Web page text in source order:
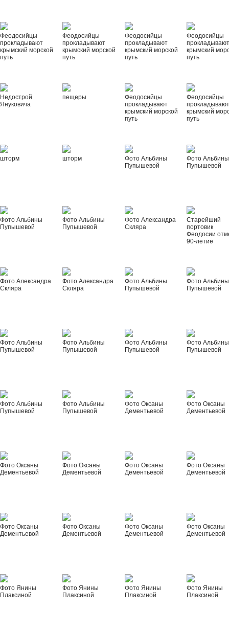
Феодосийцы
прокладывают
крымский морской
путь
Феодосийцы
прокладывают
крымский морской
путь
Феодосийцы
прокладывают
крымский морской
путь
Феодосийцы
крымский
путь
Недострой
Януковича
пещеры
Феодосийцы
прокладывают
крымский морской
путь
Феодосийцы
крымский
путь
шторм шторм
Фото Альбины
Пупышевой
Фото Альбины
Пупышевой
Фото Альбины
Пупышевой
Фото Альбины
Пупышевой
Фото Александра
Скляра
Старейший
портовик
Феодосии
90-летие
Фото Александра
Скляра
Фото Александра
Скляра
Фото Альбины
Пупышевой
Фото Альбины
Пупышевой
Фото Альбины
Пупышевой
Фото Альбины
Пупышевой
Фото Альбины
Пупышевой
Фото Альбины
Пупышевой
Фото Альбины
Пупышевой
Фото Альбины
Пупышевой
Фото Оксаны
Дементьевой
Фото Оксаны
Дементьевой
Фото Оксаны
Дементьевой
Фото Оксаны
Дементьевой
Фото Оксаны
Дементьевой
Фото Оксаны
Дементьевой
Фото Оксаны
Дементьевой
Фото Оксаны
Дементьевой
Фото Оксаны
Дементьевой
Фото Оксаны
Дементьевой
Фото Янины
Плаксиной
Фото Янины
Плаксиной
Фото Янины
Плаксиной
Фото Янины
Плаксиной